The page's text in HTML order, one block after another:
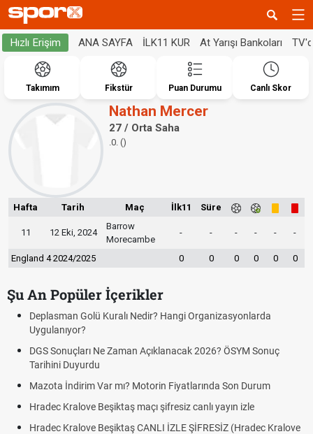
Hızlı Erişim ANA SAYFA İLK11 KUR At Yarışı Bankoları
Takımım Fikstür Puan Durumu Canlı Skor
Nathan Mercer
27 / Orta Saha
.0. ()
Hafta Tarih Maç İlk11 Süre
11 12 Eki, 2024
Barrow
Morecambe
- - - - - -
England 4 2024/2025 0 0 0 0 0 0
Şu An Popüler İçerikler
Deplasman Golü Kuralı Nedir? Hangi Organizasyonlarda
Uygulanıyor?
DGS Sonuçları Ne Zaman Açıklanacak 2026? ÖSYM Sonuç
Tarihini Duyurdu
Mazota İndirim Var mı? Motorin Fiyatlarında Son Durum
Hradec Kralove Beşiktaş maçı şifresiz canlı yayın izle
Hradec Kralove Beşiktaş CANLI İZLE ŞİFRESİZ (Hradec Kralove